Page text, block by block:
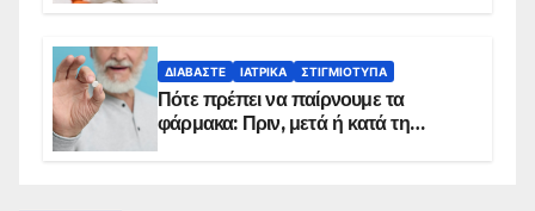
ΔΙΑΒΆΣΤΕ ΙΑΤΡΙΚΆ ΣΤΙΓΜΙΌΤΥΠΑ
Πότε πρέπει να παίρνουμε τα
φάρμακα: Πριν, μετά ή κατά τη